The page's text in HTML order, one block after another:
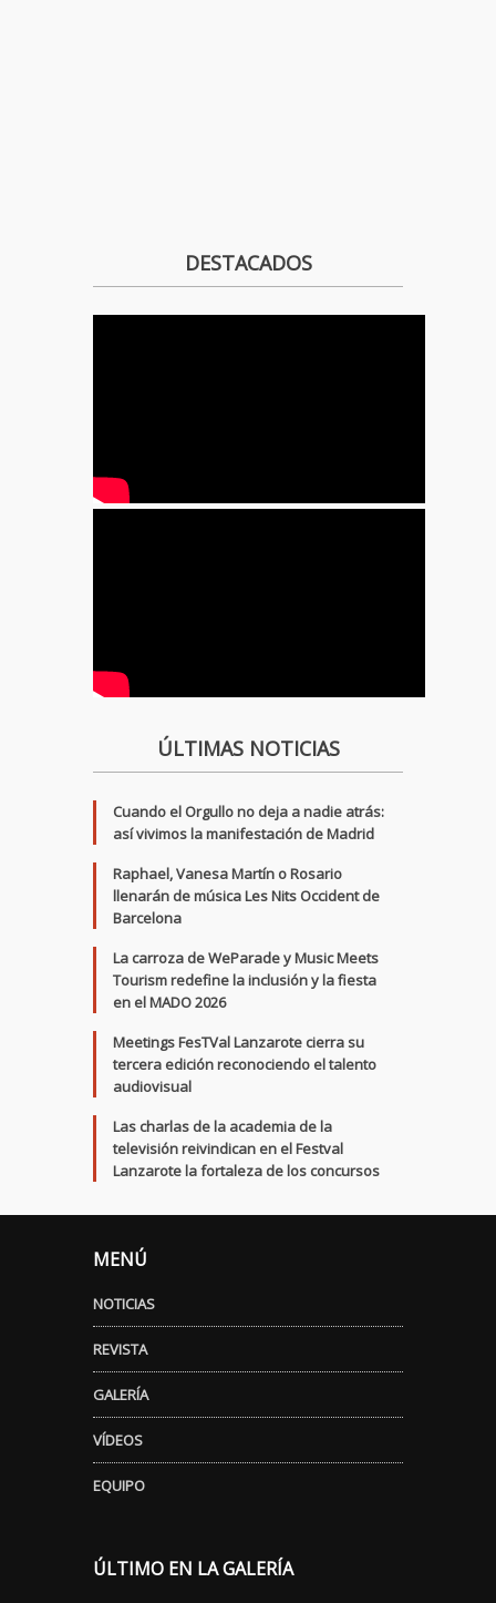
DESTACADOS
ÚLTIMAS NOTICIAS
Cuando el Orgullo no deja a nadie atrás:
así vivimos la manifestación de Madrid
Raphael, Vanesa Martín o Rosario
llenarán de música Les Nits Occident de
Barcelona
La carroza de WeParade y Music Meets
Tourism redefine la inclusión y la fiesta
en el MADO 2026
Meetings FesTVal Lanzarote cierra su
tercera edición reconociendo el talento
audiovisual
Las charlas de la academia de la
televisión reivindican en el Festval
Lanzarote la fortaleza de los concursos
MENÚ
NOTICIAS
REVISTA
GALERÍA
VÍDEOS
EQUIPO
ÚLTIMO EN LA GALERÍA